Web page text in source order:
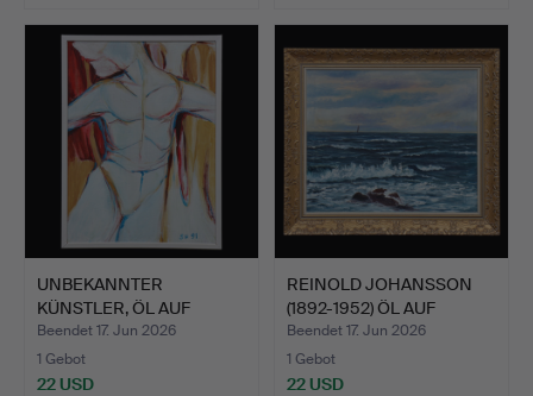
UNBEKANNTER
KÜNSTLER, ÖL AUF
LEINWAND, SIG…
Beendet 17. Jun 2026
1 Gebot
22 USD
REINOLD JOHANSSON
(1892-1952) ÖL AUF
LEINW…
Beendet 17. Jun 2026
1 Gebot
22 USD